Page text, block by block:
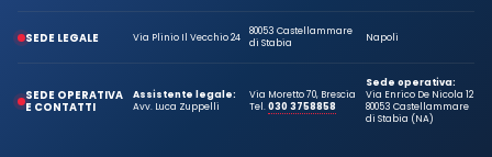
SEDE LEGALE Via Plinio Il Vecchio 24
80053 Castellammare
di Stabia
Napoli
SEDE OPERATIVA
E CONTATTI
Assistente legale:
Avv. Luca Zuppelli
Via Moretto 70, Brescia
Tel.030 3758858
Sede operativa:
Via Enrico De Nicola 12
80053 Castellammare
di Stabia (NA)